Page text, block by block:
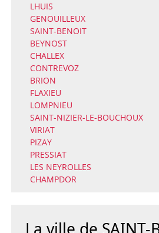
LHUIS
GENOUILLEUX
SAINT-BENOIT
BEYNOST
CHALLEX
CONTREVOZ
BRION
FLAXIEU
LOMPNIEU
SAINT-NIZIER-LE-BOUCHOUX
VIRIAT
PIZAY
PRESSIAT
LES NEYROLLES
CHAMPDOR